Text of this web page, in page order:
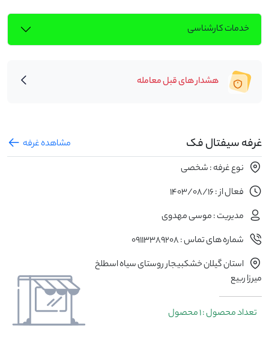
خدمات کارشناسی
هشدار های قبل معامله
غرفه سیفتال فک
مشاهده غرفه
نوع غرفه : شخصی
فعال از : 1403/08/16
مدیریت : موسی مهدوی
شماره های تماس : 09113389208
استان گیلان خشکبیجار روستای سیاه اسطلخ
میرزا ربیع
تعداد محصول : 1 محصول